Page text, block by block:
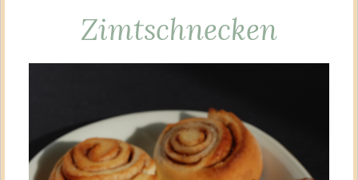
Zimtschnecken